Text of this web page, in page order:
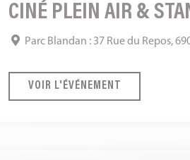
CINÉ PLEIN AIR &
Parc Blandan : 37 Rue du Repos,
VOIR L'ÉVÉNEMENT